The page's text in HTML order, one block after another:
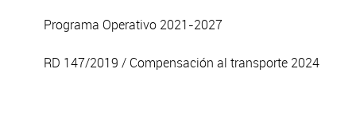
Programa Operativo 2021-2027
RD 147/2019 / Compensación al transporte 2024